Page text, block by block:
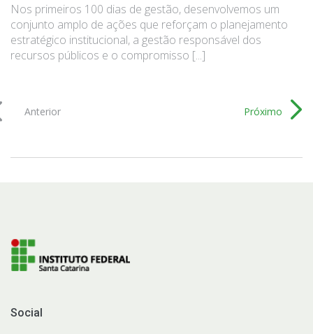
Nos primeiros 100 dias de gestão, desenvolvemos um
conjunto amplo de ações que reforçam o planejamento
estratégico institucional, a gestão responsável dos
recursos públicos e o compromisso [...]
Anterior Próximo
Social